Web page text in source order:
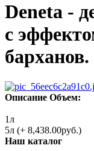
Deneta -
с
барханов.
Описание Объем:
1л
5л (+ 8,438.00руб.)
Наш каталог